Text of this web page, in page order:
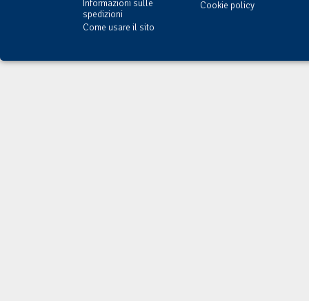
Informazioni sulle
spedizioni
Come usare il sito
Cookie policy